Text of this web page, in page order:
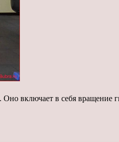
включает в себя вращение